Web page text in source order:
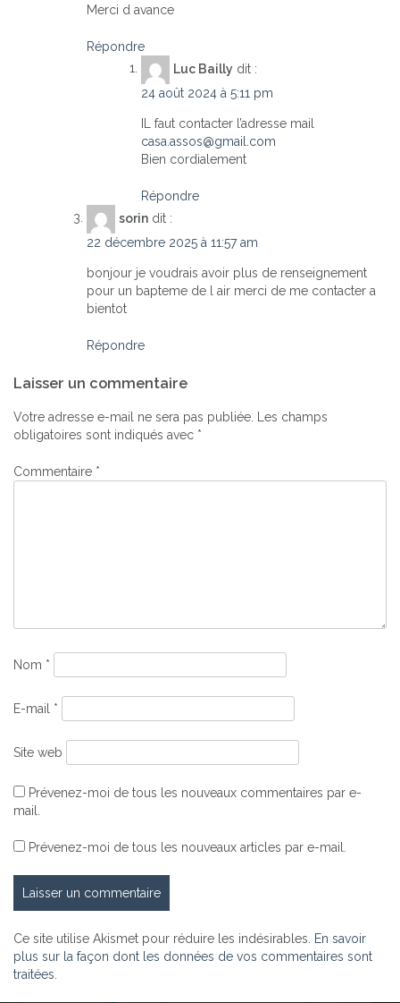
Merci d avance
Répondre
Luc Bailly dit :
24 août 2024 à 5:11 pm
IL faut contacter l’adresse mail
casa.assos@gmail.com
Bien cordialement
Répondre
sorin dit :
22 décembre 2025 à 11:57 am
bonjour je voudrais avoir plus de renseignement
pour un bapteme de l air merci de me contacter a
bientot
Répondre
Laisser un commentaire
Votre adresse e-mail ne sera pas publiée.
Les champs
obligatoires sont indiqués avec *
Commentaire *
Nom *
E-mail *
Site web
Prévenez-moi de tous les nouveaux commentaires par e-
mail.
Prévenez-moi de tous les nouveaux articles par e-mail.
Ce site utilise Akismet pour réduire les indésirables.
En savoir
plus sur la façon dont les données de vos commentaires sont
traitées